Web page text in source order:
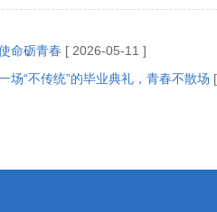
命砺青春 [ 2026-05-11 ]
场“不传统”的毕业典礼，青春不散场